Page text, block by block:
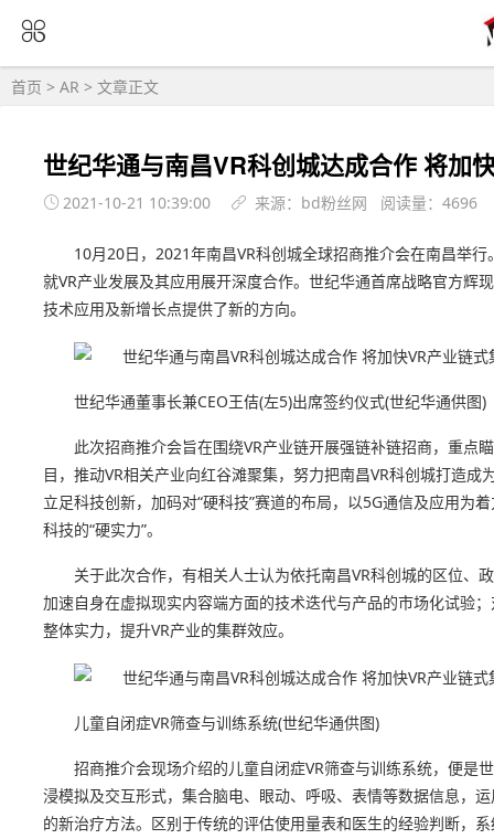
首页 > AR > 文章正文
世纪华通与南昌VR科创城达成合作 将加
2021-10-21 10:39:00 来源：bd粉丝网 阅读量：4696
10月20日，2021年南昌VR科创城全球招商推介会在南昌举
就VR产业发展及其应用展开深度合作。世纪华通首席战略官方辉
技术应用及新增长点提供了新的方向。
世纪华通董事长兼CEO王佶(左5)出席签约仪式(世纪华通供图)
此次招商推介会旨在围绕VR产业链开展强链补链招商，重点
目，推动VR相关产业向红谷滩聚集，努力把南昌VR科创城打造
立足科技创新，加码对“硬科技”赛道的布局，以5G通信及应用为
科技的“硬实力”。
关于此次合作，有相关人士认为依托南昌VR科创城的区位、
加速自身在虚拟现实内容端方面的技术迭代与产品的市场化试验
整体实力，提升VR产业的集群效应。
儿童自闭症VR筛查与训练系统(世纪华通供图)
招商推介会现场介绍的儿童自闭症VR筛查与训练系统，便是
浸模拟及交互形式，集合脑电、眼动、呼吸、表情等数据信息，
的新治疗方法。区别于传统的评估使用量表和医生的经验判断，